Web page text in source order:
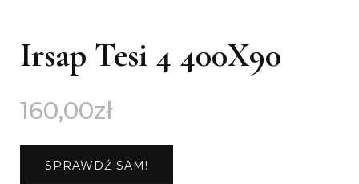
Irsap Tesi 4 400X90
160,00zł
SPRAWDŹ SAM!